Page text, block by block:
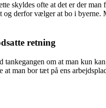
skyldes ofte at det er der
og derfor vælger at bo i
retning
tankegangen om at man kun
man bor tæt på ens